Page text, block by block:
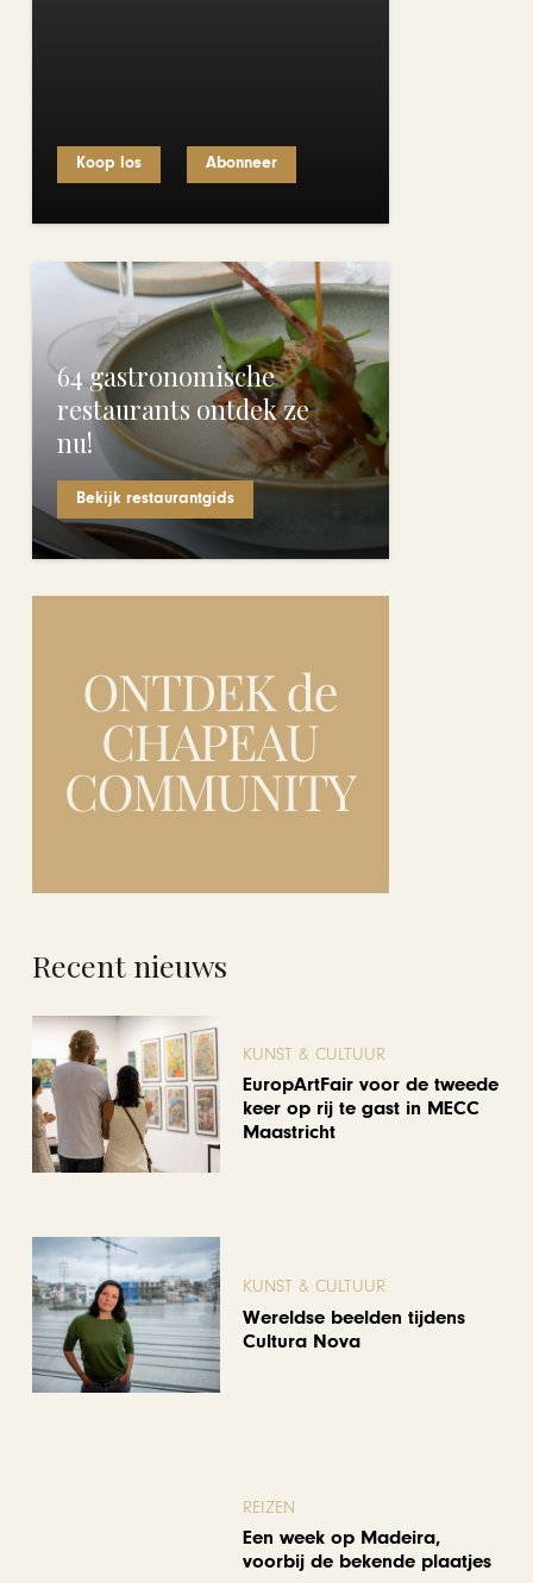
Koop los Abonneer
64 gastronomische
restaurants ontdek ze
nu!
Bekijk restaurantgids
Recent nieuws
KUNST & CULTUUR
EuropArtFair voor de tweede
keer op rij te gast in MECC
Maastricht
KUNST & CULTUUR
Wereldse beelden tijdens
Cultura Nova
REIZEN
Een week op Madeira,
voorbij de bekende plaatjes